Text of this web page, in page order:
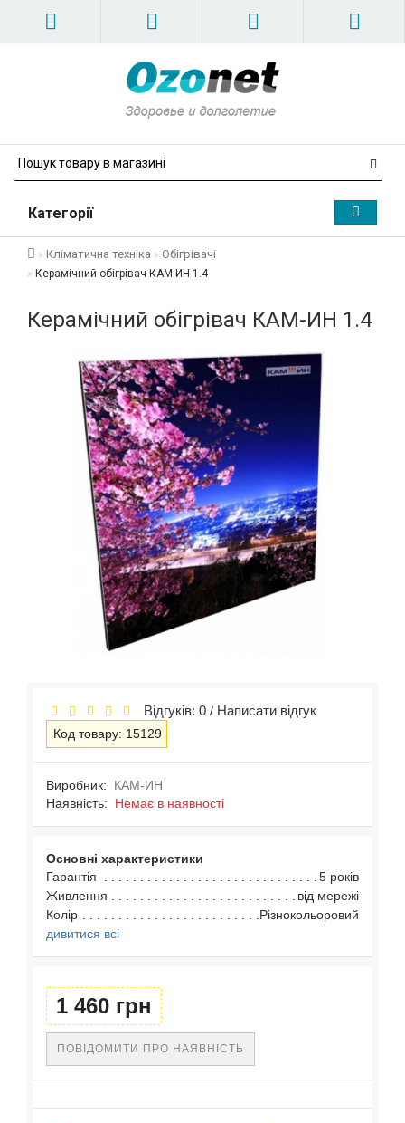
Категорії
Кліматична техніка Обігрівачі
Керамічний обігрівач КАМ-ИН 1.4
Керамічний обігрівач КАМ-ИН 1.4
Відгуків: 0 / Написати відгук
Код товару: 15129
Виробник:
КАМ-ИН
Наявність: Немає в наявності
Основні характеристики
Гарантія
5 років
Живлення
від мережі
Колір
Різнокольоровий
дивитися всі
1 460 грн
ПОВІДОМИТИ ПРО НАЯВНІСТЬ